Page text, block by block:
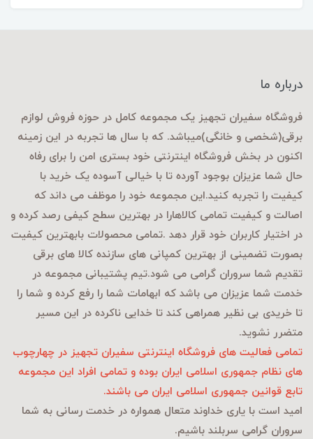
درباره ما
فروشگاه سفیران تجهیز یک مجموعه کامل در حوزه فروش لوازم
برقی(شخصی و خانگی)میباشد. که با سال ها تجربه در این زمینه
اکنون در بخش فروشگاه اینترنتی خود بستری امن را برای رفاه
حال شما عزیزان بوجود آورده تا با خیالی آسوده یک خرید با
کیفیت را تجربه کنید.این مجموعه خود را موظف می داند که
اصالت و کیفیت تمامی کالاهارا در بهترین سطح کیفی رصد کرده و
در اختیار کاربران خود قرار دهد .تمامی محصولات بابهترین کیفیت
بصورت تضمینی از بهترین کمپانی های سازنده کالا های برقی
تقدیم شما سروران گرامی می شود.تیم پشتیبانی مجموعه در
خدمت شما عزیزان می باشد که ابهامات شما را رفع کرده و شما را
تا خریدی بی نظیر همراهی کند تا خدایی ناکرده در این مسیر
متضرر نشوید.
تمامی فعالیت های فروشگاه اینترنتی سفیران تجهیز در چهارچوب
های نظام جمهوری اسلامی ایران بوده و تمامی افراد این مجموعه
تابع قوانین جمهوری اسلامی ایران می باشند.
امید است با یاری خداوند متعال همواره در خدمت رسانی به شما
سروران گرامی سربلند باشیم.